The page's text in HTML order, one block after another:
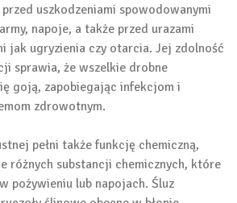
uszkodzeniami spowodowanymi
napoje, a także przed urazami
jak ugryzienia czy otarcia. Jej zdolność
sprawia, że wszelkie drobne
goją, zapobiegając infekcjom i
zdrowotnym.
pełni także funkcję chemiczną,
różnych substancji chemicznych, które
pożywieniu lub napojach. Śluz